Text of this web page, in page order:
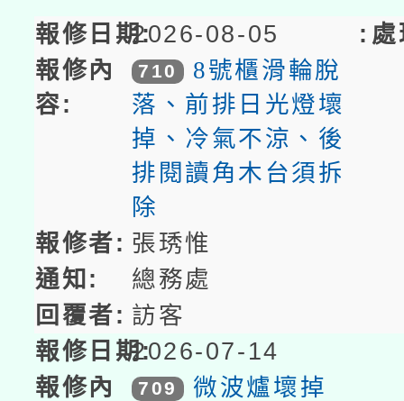
用水績優單位及節水達
動」
桃園市孔廟祈福系列
開 智慧啟航」
2026年桃園地景藝術節
2026-08-05
710
8號櫃滑輪脫
落、前排日光燈壞
掉、冷氣不涼、後
排閱讀角木台須拆
除
張琇惟
總務處
訪客
2026-07-14
709 微波爐壞掉